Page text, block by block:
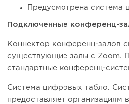
Предусмотрена система
Подключенные конференц-
Коннектор конференц-залов
существующие залы с Zoom.
стандартные конференц-
Система цифровых табло.
предоставляет организациям